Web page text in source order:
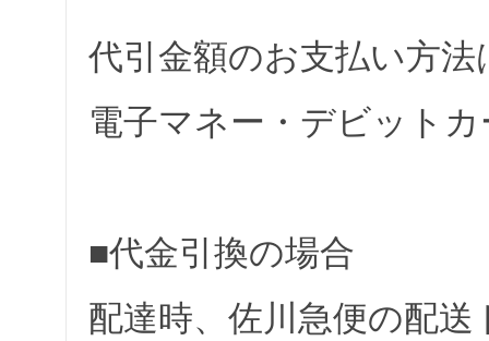
代引金額のお支払い方
電子マネー・デビット
■代金引換の場合
配達時、佐川急便の配